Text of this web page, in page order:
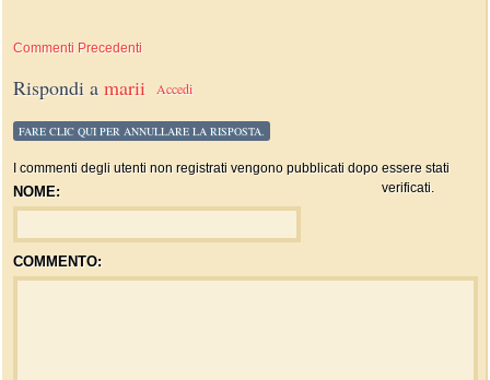
Commenti Precedenti
Rispondi amarii Accedi
FARE CLIC QUI PER ANNULLARE LA RISPOSTA.
I commenti degli utenti non registrati vengono pubblicati dopo essere stati
verificati.
NOME:
COMMENTO: